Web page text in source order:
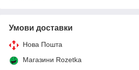
Умови доставки
Нова Пошта
Магазини Rozetka